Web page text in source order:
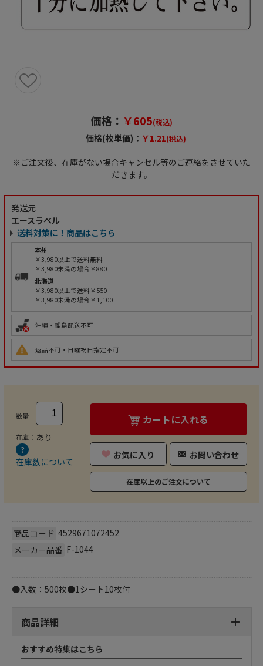
価格： ￥605(税込)
価格(枚単価)： ￥1.21(税込)
※ご注文後、在庫がない場合キャンセル等のご連絡をさせていた
だきます。
発送元
エースラベル
送料対策に！商品はこちら
本州
￥3,980以上で送料無料
￥3,980未満の場合￥880
北海道
￥3,980以上で送料￥550
￥3,980未満の場合￥1,100
沖縄・離島配送不可
返品不可・日曜祝日指定不可
数量
在庫： あり
在庫数について
カートに入れる
お気に入り お問い合わせ
在庫以上のご注文について
商品コード 4529671072452
メーカー品番 F-1044
●入数：500枚●1シート10枚付
商品詳細
おすすめ特集はこちら